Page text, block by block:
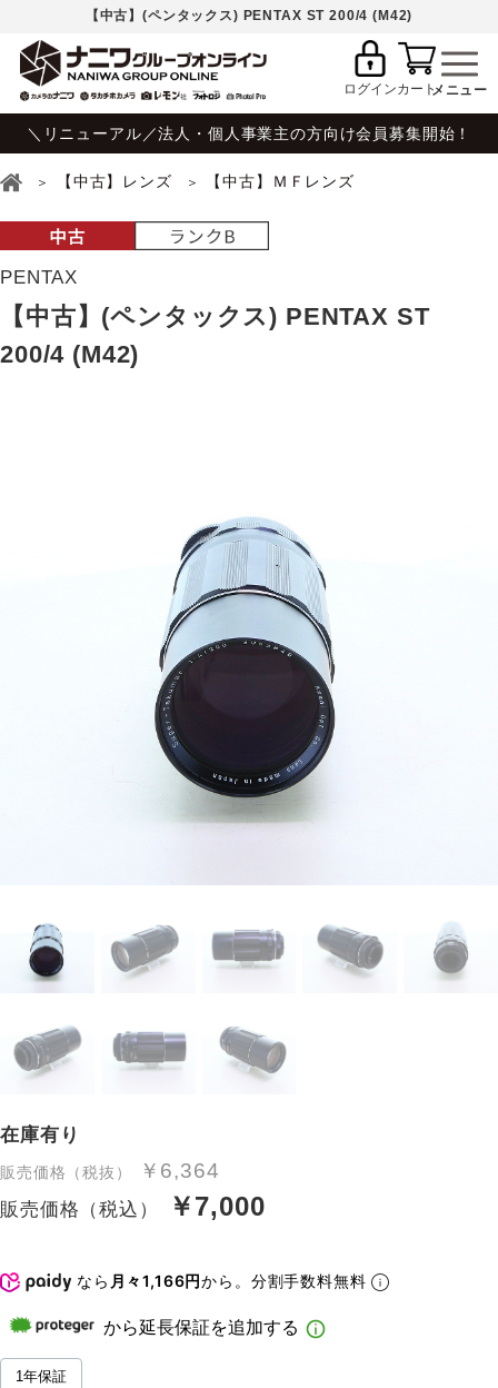
【中古】(ペンタックス) PENTAX ST 200/4 (M42)
ログインカート
＼リニューアル／法人・個人事業主の方向け会員募集開始！
【中古】レンズ 【中古】ＭＦレンズ
PENTAX
【中古】(ペンタックス) PENTAX ST
200/4 (M42)
在庫有り
販売価格（税抜） ￥6,364
販売価格（税込） ￥7,000
なら 月々1,166円から。分割手数料無料